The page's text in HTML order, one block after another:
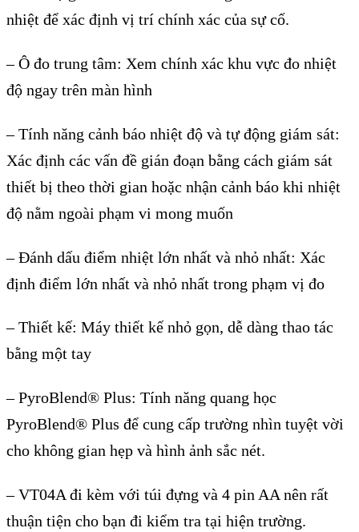
nhiệt để xác định vị trí chính xác của sự cố.
– Ô đo trung tâm: Xem chính xác khu vực đo nhiệt
độ ngay trên màn hình
– Tính năng cảnh báo nhiệt độ và tự động giám sát:
Xác định các vấn đề gián đoạn bằng cách giám sát
thiết bị theo thời gian hoặc nhận cảnh báo khi nhiệt
độ nằm ngoài phạm vi mong muốn
–Đánh dấu điểm nhiệt lớn nhất và nhỏ nhất: Xác
định điểm lớn nhất và nhỏ nhất trong phạm vị đo
–Thiết kế: Máy thiết kế nhỏ gọn, dễ dàng thao tác
bằng một tay
–PyroBlend® Plus: Tính năng quang học
PyroBlend® Plus để cung cấp trường nhìn tuyệt vời
cho không gian hẹp và hình ảnh sắc nét.
– VT04A đi kèm với túi đựng và 4 pin AA nên rất
thuận tiện cho bạn đi kiểm tra tại hiện trường.